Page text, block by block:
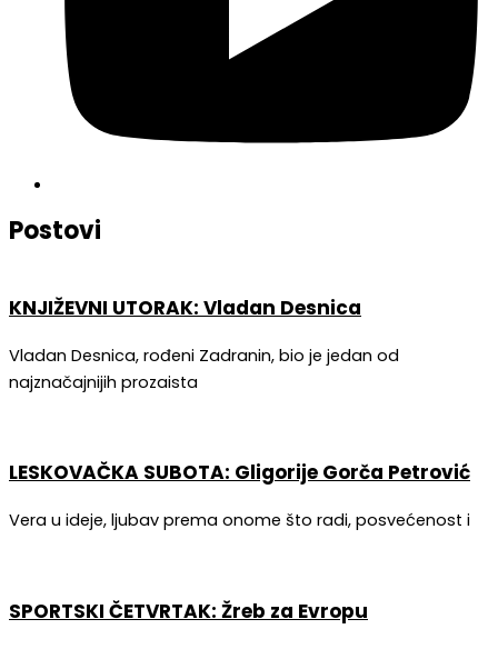
Postovi
KNJIŽEVNI UTORAK: Vladan Desnica
Vladan Desnica, rođeni Zadranin, bio je jedan od
najznačajnijih prozaista
LESKOVAČKA SUBOTA: Gligorije Gorča Petrović
Vera u ideje, ljubav prema onome što radi, posvećenost i
SPORTSKI ČETVRTAK: Žreb za Evropu